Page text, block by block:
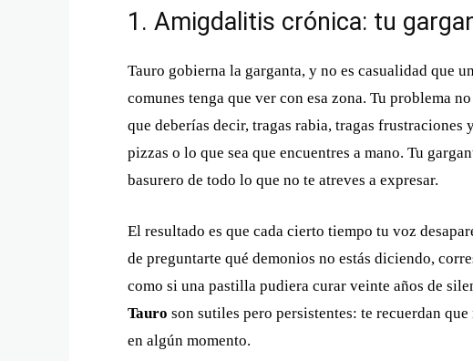
1. Amigdalitis crónica: tu
Tauro gobierna la garganta, y no es casualidad que
comunes tenga que ver con esa zona. Tu problema
que deberías decir, tragas rabia, tragas frustraciones
pizzas o lo que sea que encuentres a mano. Tu
basurero de todo lo que no te atreves a expresar.
El resultado es que cada cierto tiempo tu voz
de preguntarte qué demonios no estás diciendo,
como si una pastilla pudiera curar veinte años de
Tauro son sutiles pero persistentes: te recuerdan
en algún momento.